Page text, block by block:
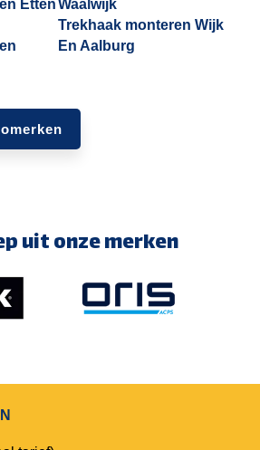
EttenWaalwijk
Trekhaak monteren Wijk
En Aalburg
uit onze merken